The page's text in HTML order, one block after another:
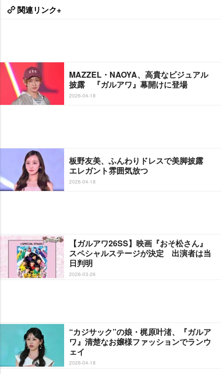
関連リンク+
MAZZEL・NAOYA、高貴なビジュアル
披露 『ガルアワ』幕開けに登場
2026-04-18
板野友美、ふんわりドレスで美脚披露
エレガント雰囲気放つ
2026-04-18
【ガルアワ26SS】映画『おそ松さん』
スペシャルステージが決定 出演者は当
日判明
2026-03-26
“カジサック”の娘・梶原叶渚、『ガルア
ワ』清楚なお嬢様ファッションでランウ
ェイ
2026-04-18